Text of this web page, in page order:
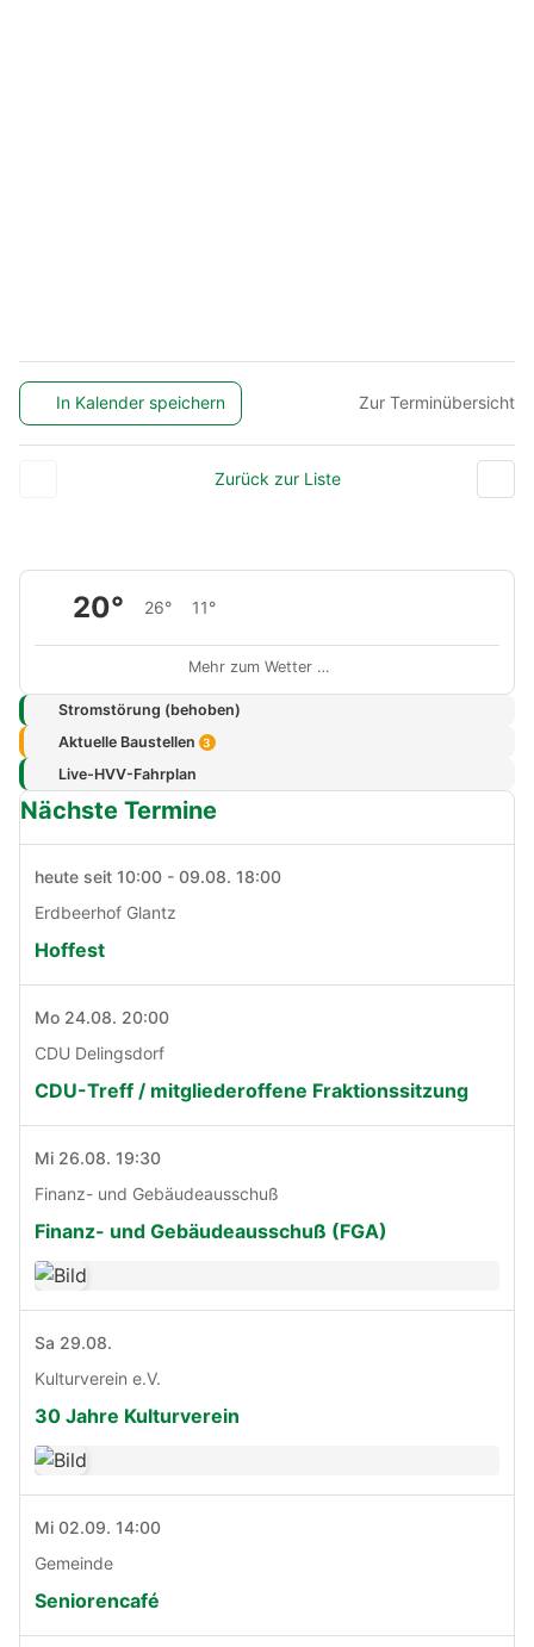
In Kalender speichern Zur Terminübersicht
Zurück zur Liste
20° 26° 11°
Mehr zum Wetter …
Stromstörung (behoben)
Aktuelle Baustellen 3
Live-HVV-Fahrplan
Nächste Termine
heute seit 10:00 - 09.08. 18:00
Erdbeerhof Glantz
Hoffest
Mo 24.08. 20:00
CDU Delingsdorf
CDU-Treff / mitgliederoffene Fraktionssitzung
Mi 26.08. 19:30
Finanz- und Gebäudeausschuß
Finanz- und Gebäudeausschuß (FGA)
Sa 29.08.
Kulturverein e.V.
30 Jahre Kulturverein
Mi 02.09. 14:00
Gemeinde
Seniorencafé